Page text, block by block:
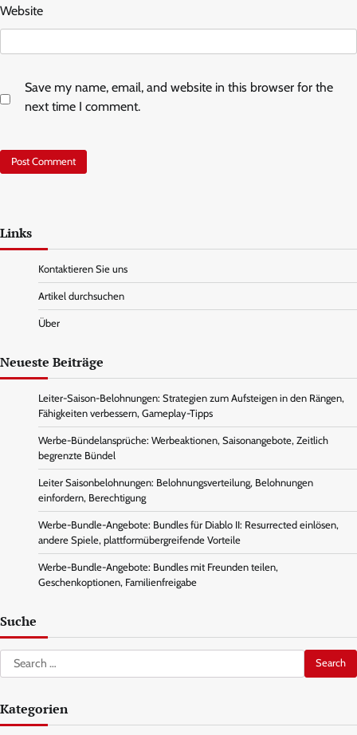
Website
Save my name, email, and website in this browser for the
next time I comment.
Links
Kontaktieren Sie uns
Artikel durchsuchen
Über
Neueste Beiträge
Leiter-Saison-Belohnungen: Strategien zum Aufsteigen in den Rängen,
Fähigkeiten verbessern, Gameplay-Tipps
Werbe-Bündelansprüche: Werbeaktionen, Saisonangebote, Zeitlich
begrenzte Bündel
Leiter Saisonbelohnungen: Belohnungsverteilung, Belohnungen
einfordern, Berechtigung
Werbe-Bundle-Angebote: Bundles für Diablo II: Resurrected einlösen,
andere Spiele, plattformübergreifende Vorteile
Werbe-Bundle-Angebote: Bundles mit Freunden teilen,
Geschenkoptionen, Familienfreigabe
Suche
Search
for:
Kategorien